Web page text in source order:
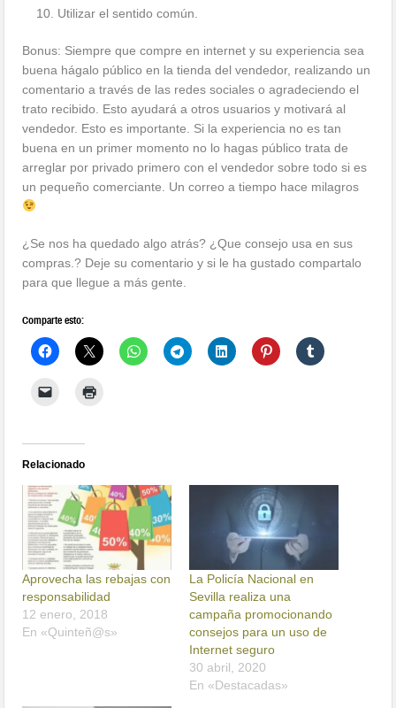
Utilizar el sentido común.
Bonus: Siempre que compre en internet y su experiencia sea
buena hágalo público en la tienda del vendedor, realizando un
comentario a través de las redes sociales o agradeciendo el
trato recibido. Esto ayudará a otros usuarios y motivará al
vendedor. Esto es importante. Si la experiencia no es tan
buena en un primer momento no lo hagas público trata de
arreglar por privado primero con el vendedor sobre todo si es
un pequeño comerciante. Un correo a tiempo hace milagros
¿Se nos ha quedado algo atrás? ¿Que consejo usa en sus
compras.? Deje su comentario y si le ha gustado compartalo
para que llegue a más gente.
Comparte esto:
Relacionado
Aprovecha las rebajas con
responsabilidad
12 enero, 2018
En «Quinteñ@s»
La Policía Nacional en
Sevilla realiza una
campaña promocionando
consejos para un uso de
Internet seguro
30 abril, 2020
En «Destacadas»